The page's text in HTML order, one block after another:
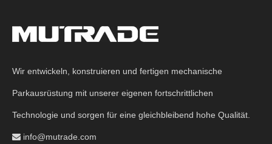
Wir entwickeln, konstruieren und fertigen mechanische
Parkausrüstung mit unserer eigenen fortschrittlichen
Technologie und sorgen für eine gleichbleibend hohe Qualität.
 info@mutrade.com